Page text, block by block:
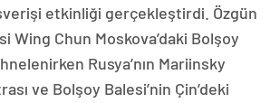
etkinliği gerçekleştirdi. Özgün
Wing Chun Moskova’daki Bolşoy
Rusya’nın Mariinsky
ve Bolşoy Balesi’nin Çin’deki